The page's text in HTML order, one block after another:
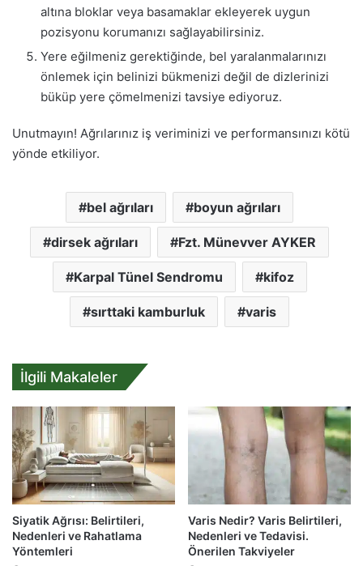
altına bloklar veya basamaklar ekleyerek uygun
pozisyonu korumanızı sağlayabilirsiniz.
Yere eğilmeniz gerektiğinde, bel yaralanmalarınızı
önlemek için belinizi bükmenizi değil de dizlerinizi
büküp yere çömelmenizi tavsiye ediyoruz.
Unutmayın! Ağrılarınız iş veriminizi ve performansınızı kötü
yönde etkiliyor.
bel ağrıları boyun ağrıları
dirsek ağrıları Fzt. Münevver AYKER
Karpal Tünel Sendromu kifoz
sırttaki kamburluk varis
İlgili Makaleler
Siyatik Ağrısı: Belirtileri,
Nedenleri ve Rahatlama
Yöntemleri
Varis Nedir? Varis Belirtileri,
Nedenleri ve Tedavisi.
Önerilen Takviyeler